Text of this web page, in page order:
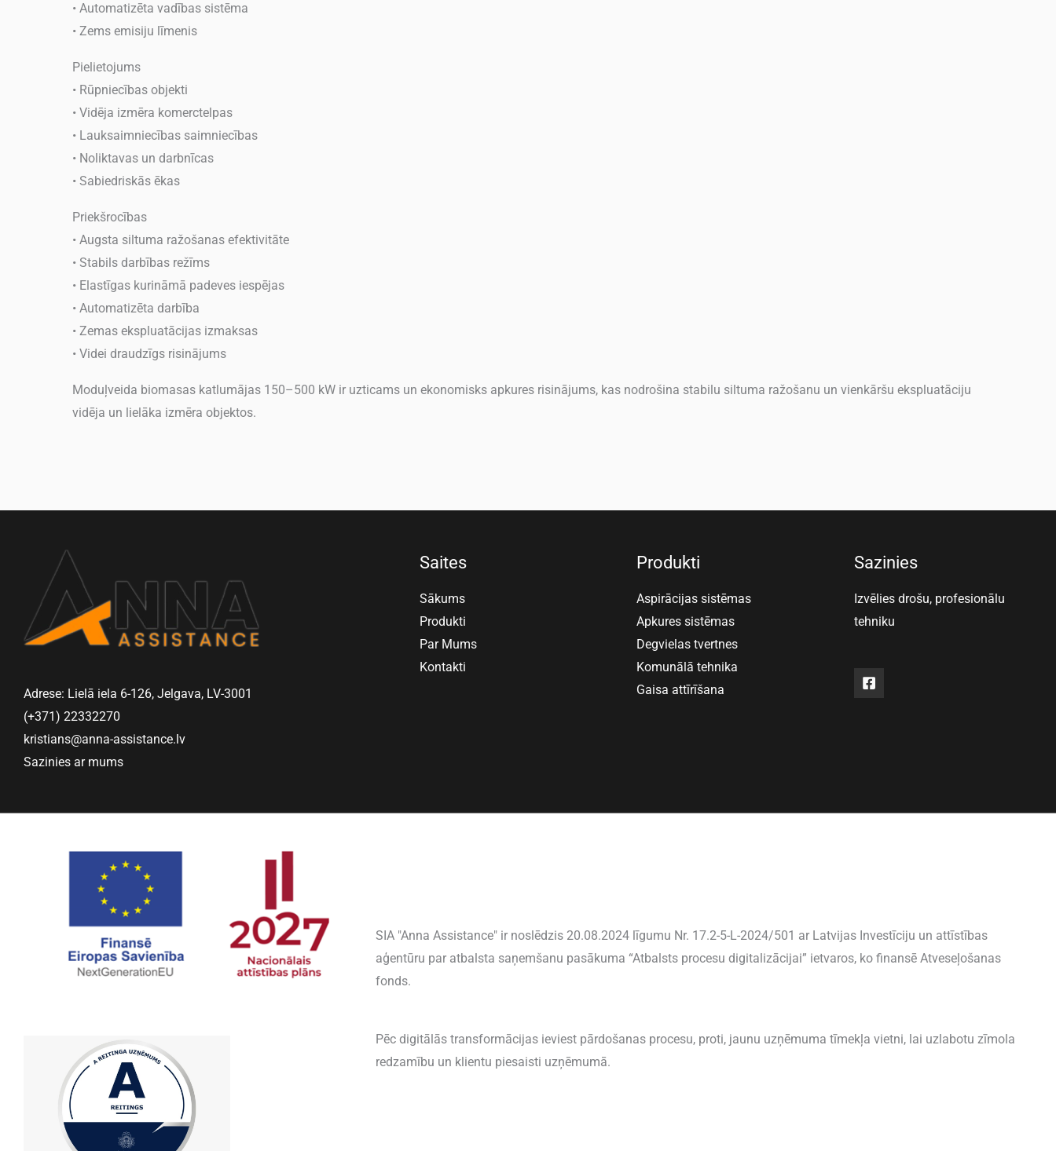
• Automatizēta vadības sistēma
• Zems emisiju līmenis
Pielietojums
• Rūpniecības objekti
• Vidēja izmēra komerctelpas
• Lauksaimniecības saimniecības
• Noliktavas un darbnīcas
• Sabiedriskās ēkas
Priekšrocības
• Augsta siltuma ražošanas efektivitāte
• Stabils darbības režīms
• Elastīgas kurināmā padeves iespējas
• Automatizēta darbība
• Zemas ekspluatācijas izmaksas
• Videi draudzīgs risinājums
Moduļveida biomasas katlumājas 150–500 kW ir uzticams un ekonomisks apkures risinājums, kas nodrošina stabilu siltuma ražošanu un vienkāršu ekspluatāciju
vidēja un lielāka izmēra objektos.
Adrese: Lielā iela 6-126, Jelgava, LV-3001
(+371) 22332270
kristians@anna-assistance.lv
Sazinies ar mums
Saites
Sākums
Produkti
Par Mums
Kontakti
Produkti
Aspirācijas sistēmas
Apkures sistēmas
Degvielas tvertnes
Komunālā tehnika
Gaisa attīrīšana
Sazinies
Izvēlies drošu, profesionālu
tehniku
SIA "Anna Assistance" ir noslēdzis 20.08.2024 līgumu Nr. 17.2-5-L-2024/501 ar Latvijas Investīciju un attīstības
aģentūru par atbalsta saņemšanu pasākuma “Atbalsts procesu digitalizācijai” ietvaros, ko finansē Atveseļošanas
fonds.
Pēc digitālās transformācijas ieviest pārdošanas procesu, proti, jaunu uzņēmuma tīmekļa vietni, lai uzlabotu zīmola
redzamību un klientu piesaisti uzņēmumā.